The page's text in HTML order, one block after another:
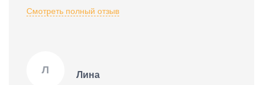
Смотреть полный отзыв
Л Лина